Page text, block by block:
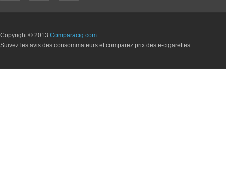
Copyright © 2013 Comparacig.com
Suivez les avis des consommateurs et comparez prix des e-cigarettes